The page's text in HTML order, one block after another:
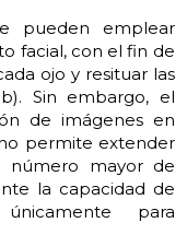
pueden emplear
facial, con el fin de
ojo y resituar las
Sin embargo, el
de imágenes en
permite extender
mayor de
la capacidad de
para